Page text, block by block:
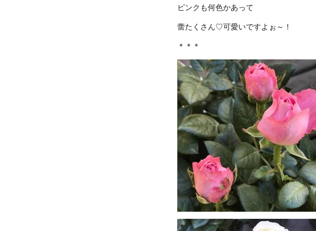
ピンクも何色かあって
蕾たくさん♡可愛いですよぉ～！
＊＊＊